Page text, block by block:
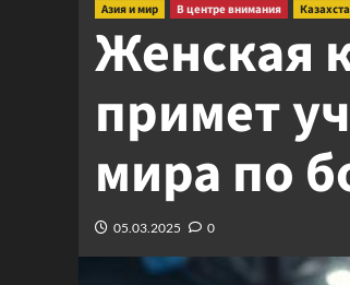
Азия и мир В центре внимания
Женская
примет
мира по
05.03.2025 0